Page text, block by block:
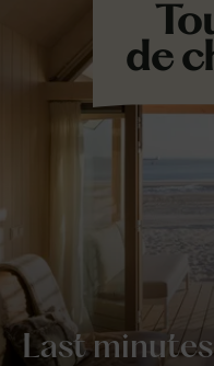
Last minutes